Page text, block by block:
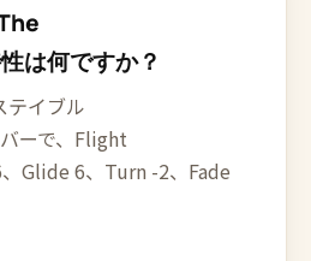
は何ですか？
テイブル
ーで、Flight
Glide 6、Turn -2、Fade